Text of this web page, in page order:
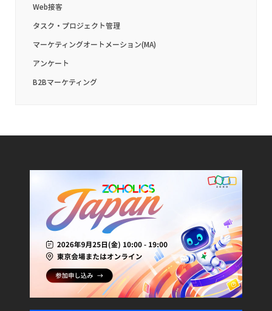
Web接客
タスク・プロジェクト管理
マーケティングオートメーション(MA)
アンケート
B2Bマーケティング